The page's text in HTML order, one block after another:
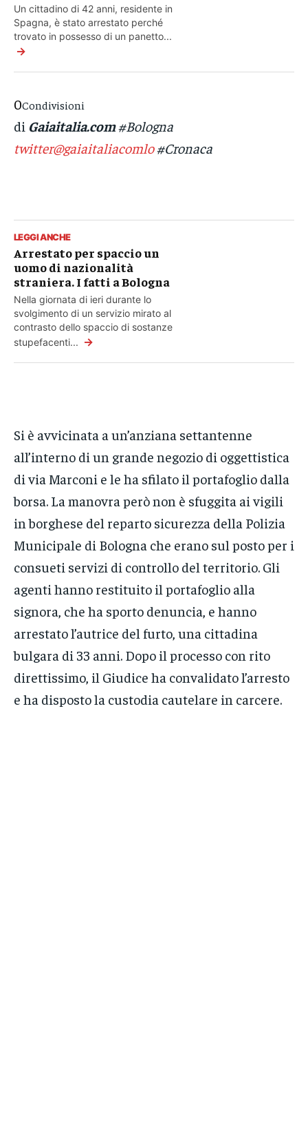
Un cittadino di 42 anni, residente in
Spagna, è stato arrestato perché
trovato in possesso di un panetto...
→
0Condivisioni
di Gaiaitalia.com#Bologna
twitter@gaiaitaliacomlo#Cronaca
LEGGI ANCHE
Arrestato per spaccio un
uomo di nazionalità
straniera. I fatti a Bologna
Nella giornata di ieri durante lo
svolgimento di un servizio mirato al
contrasto dello spaccio di sostanze
stupefacenti... →
Si è avvicinata a un’anziana settantenne
all’interno di un grande negozio di oggettistica
di via Marconi e le ha sfilato il portafoglio dalla
borsa. La manovra però non è sfuggita ai vigili
in borghese del reparto sicurezza della Polizia
Municipale di Bologna che erano sul posto per i
consueti servizi di controllo del territorio. Gli
agenti hanno restituito il portafoglio alla
signora, che ha sporto denuncia, e hanno
arrestato l’autrice del furto, una cittadina
bulgara di 33 anni. Dopo il processo con rito
direttissimo, il Giudice ha convalidato l’arresto
e ha disposto la custodia cautelare in carcere.